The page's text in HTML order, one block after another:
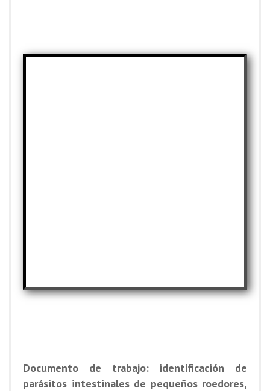
Documento de trabajo: identificación de
parásitos intestinales de pequeños roedores,